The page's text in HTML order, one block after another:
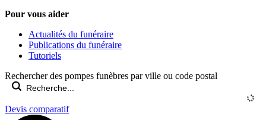
Pour vous aider
Actualités du funéraire
Publications du funéraire
Tutoriels
Rechercher des pompes funèbres par ville ou code postal
Devis comparatif